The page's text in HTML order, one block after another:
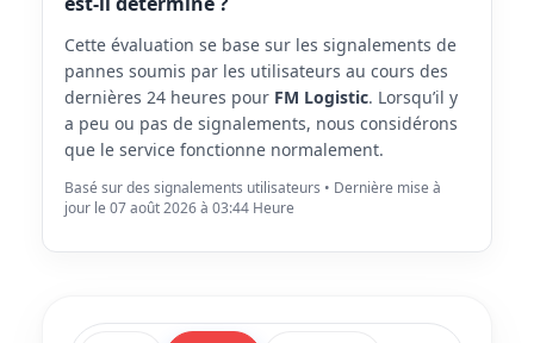
Cette évaluation se base sur les signalements de
pannes soumis par les utilisateurs au cours des
dernières 24 heures pour FM Logistic. Lorsqu’il y
a peu ou pas de signalements, nous considérons
que le service fonctionne normalement.
Basé sur des signalements utilisateurs • Dernière mise à
jour le 07 août 2026 à 03:44 Heure